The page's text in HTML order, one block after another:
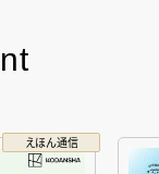
えほん通信